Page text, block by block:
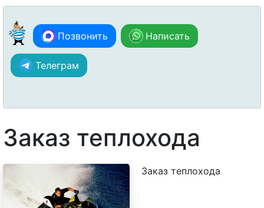
Позвонить Написать
Телеграм
Заказ теплохода
Заказ теплохода